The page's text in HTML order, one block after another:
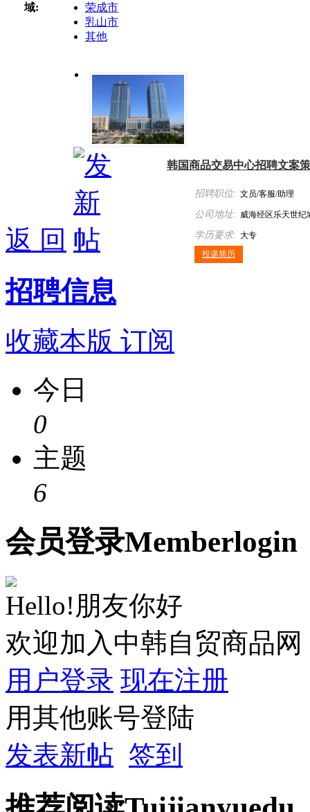
域:
荣成市
乳山市
其他
韩国商品交易中心招聘文案
招聘职位: 文员/客服/助理
公司地址: 威海经区乐天世纪
学历要求: 大专
投递简历
返 回
招聘信息
收藏本版 订阅
今日
0
主题
6
会员登录Memberlogin
Hello!朋友你好
欢迎加入中韩自贸商品网
用户登录 现在注册
用其他账号登陆
发表新帖 签到